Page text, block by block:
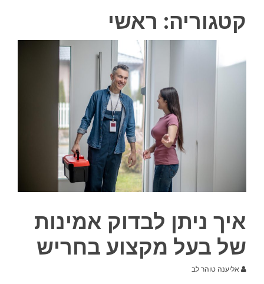
קטגוריה: ראשי
איך ניתן לבדוק אמינות
של בעל מקצוע בחריש
אליענה טוהר לב